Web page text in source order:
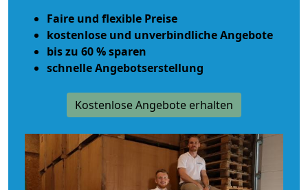
Faire und flexible Preise
kostenlose und unverbindliche Angebote
bis zu 60 % sparen
schnelle Angebotserstellung
Kostenlose Angebote erhalten